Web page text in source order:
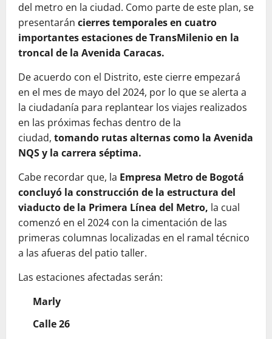
del metro en la ciudad. Como parte de este plan, se
presentarán cierres temporales en cuatro
importantes estaciones de TransMilenio en la
troncal de la Avenida Caracas.
De acuerdo con el Distrito, este cierre empezará
en el mes de mayo del 2024, por lo que se alerta a
la ciudadanía para replantear los viajes realizados
en las próximas fechas dentro de la
ciudad, tomando rutas alternas como la Avenida
NQS y la carrera séptima.
Cabe recordar que, la Empresa Metro de Bogotá
concluyó la construcción de la estructura del
viaducto de la Primera Línea del Metro, la cual
comenzó en el 2024 con la cimentación de las
primeras columnas localizadas en el ramal técnico
a las afueras del patio taller.
Las estaciones afectadas serán:
Marly
Calle 26